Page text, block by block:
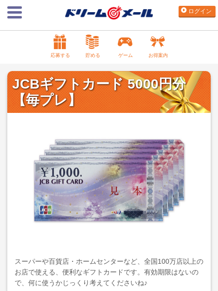
ログイン
応募する 貯める ゲーム お得案内
JCBギフトカード 5000円分
【毎プレ】
スーパーや百貨店・ホームセンターなど、全国100万店以上の
お店で使える、便利なギフトカードです。有効期限はないの
で、何に使うかじっくり考えてくださいね♪